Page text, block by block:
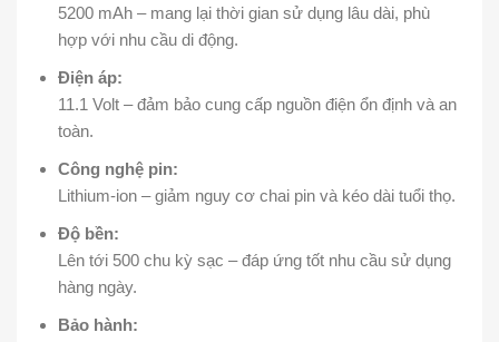
5200 mAh – mang lại thời gian sử dụng lâu dài, phù
hợp với nhu cầu di động.
Điện áp:
11.1 Volt – đảm bảo cung cấp nguồn điện ổn định và an
toàn.
Công nghệ pin:
Lithium-ion – giảm nguy cơ chai pin và kéo dài tuổi thọ.
Độ bền:
Lên tới 500 chu kỳ sạc – đáp ứng tốt nhu cầu sử dụng
hàng ngày.
Bảo hành: